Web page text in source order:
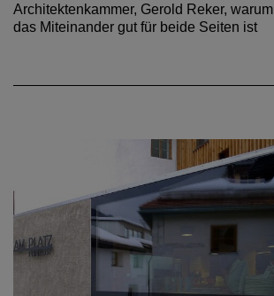
Architektenkammer, Gerold Reker, warum
das Miteinander gut für beide Seiten ist